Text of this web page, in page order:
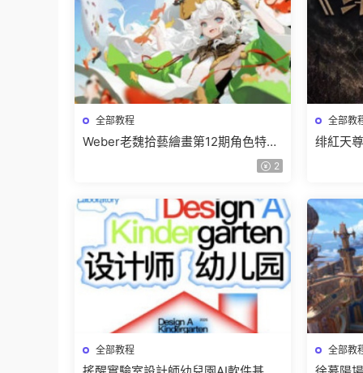
全部教程
Weber老魏拾藝繪畫第12期角色特訓
2
全部教
绯紅天
全部教程 全部教